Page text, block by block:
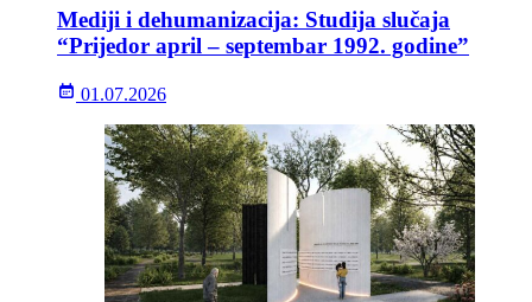
Mediji i dehumanizacija: Studija slučaja
“Prijedor april – septembar 1992. godine”
01.07.2026